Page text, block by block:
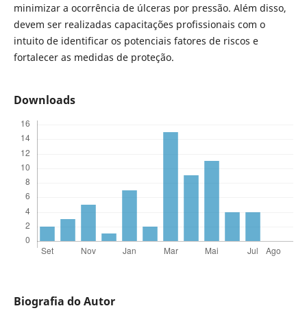
minimizar a ocorrência de úlceras por pressão. Além disso,
devem ser realizadas capacitações profissionais com o
intuito de identificar os potenciais fatores de riscos e
fortalecer as medidas de proteção.
Downloads
Biografia do Autor